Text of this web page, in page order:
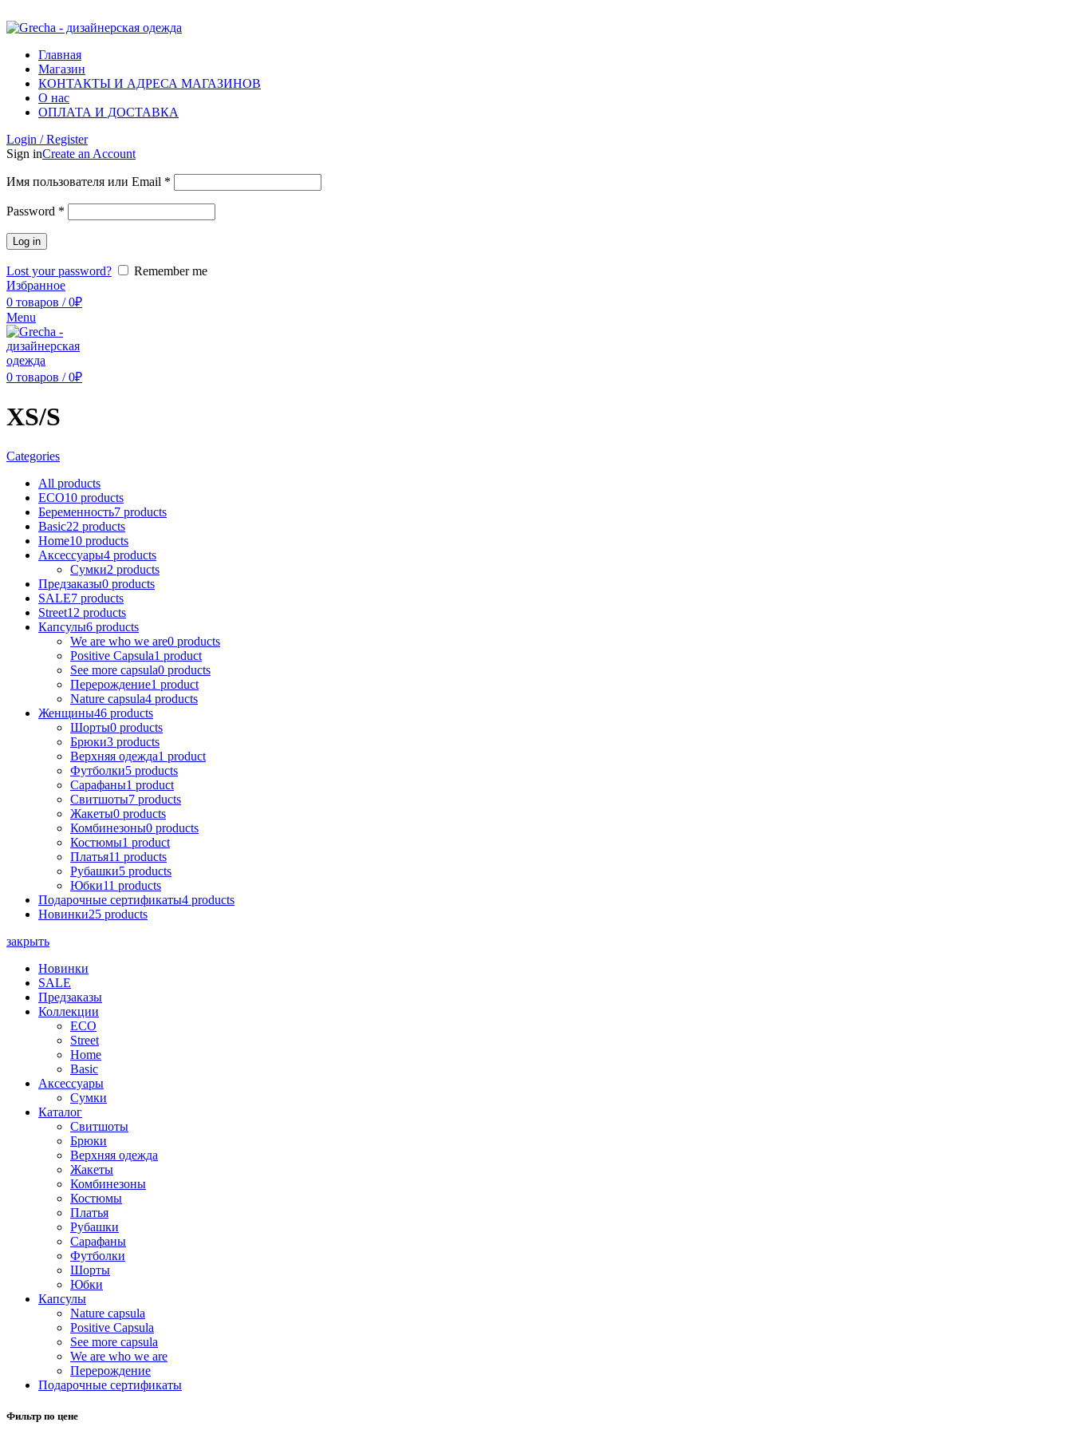
Главная
Магазин
КОНТАКТЫ И АДРЕСА МАГАЗИНОВ
О нас
ОПЛАТА И ДОСТАВКА
Login / Register
Sign inCreate an Account
Имя пользователя или Email *
Password *
Log in
Lost your password?
Remember me
Избранное
0 товаров / 0₽
Menu
0 товаров / 0₽
XS/S
Categories
All products
ECO10 products
Беременность7 products
Basic22 products
Home10 products
Аксессуары4 products
Сумки2 products
Предзаказы0 products
SALE7 products
Street12 products
Капсулы6 products
We are who we are0 products
Positive Capsula1 product
See more capsula0 products
Перерождение1 product
Nature capsula4 products
Женщины46 products
Шорты0 products
Брюки3 products
Верхняя одежда1 product
Футболки5 products
Сарафаны1 product
Cвитшоты7 products
Жакеты0 products
Комбинезоны0 products
Костюмы1 product
Платья11 products
Рубашки5 products
Юбки11 products
Подарочные сертификаты4 products
Новинки25 products
закрыть
Новинки
SALE
Предзаказы
Коллекции
ECO
Street
Home
Basic
Аксессуары
Сумки
Каталог
Cвитшоты
Брюки
Верхняя одежда
Жакеты
Комбинезоны
Костюмы
Платья
Рубашки
Сарафаны
Футболки
Шорты
Юбки
Капсулы
Nature capsula
Positive Capsula
See more capsula
We are who we are
Перерождение
Подарочные сертификаты
Фильтр по цене